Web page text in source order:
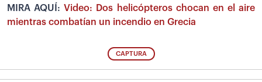
MIRA AQUÍ:Video: Dos helicópteros chocan en el aire
mientras combatían un incendio en Grecia
CAPTURA